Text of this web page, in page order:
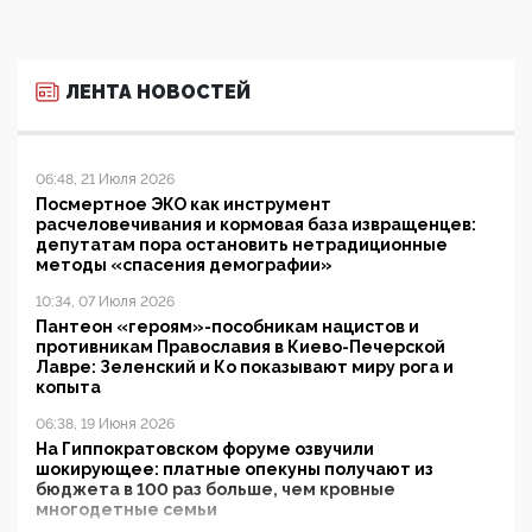
ЛЕНТА НОВОСТЕЙ
06:48, 21 Июля 2026
Посмертное ЭКО как инструмент
расчеловечивания и кормовая база извращенцев:
депутатам пора остановить нетрадиционные
методы «спасения демографии»
10:34, 07 Июля 2026
Пантеон «героям»-пособникам нацистов и
противникам Православия в Киево-Печерской
Лавре: Зеленский и Ко показывают миру рога и
копыта
06:38, 19 Июня 2026
На Гиппократовском форуме озвучили
шокирующее: платные опекуны получают из
бюджета в 100 раз больше, чем кровные
многодетные семьи